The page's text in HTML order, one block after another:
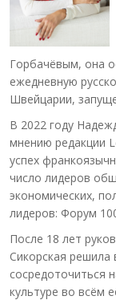
Горбачёвым, она
ежедневную
Швейцарии,
В 2022 году
мнению редакции
успех
число лидеров
экономических,
лидеров: Форум
После 18 лет
Сикорская решила
сосредоточиться
культуре во всём